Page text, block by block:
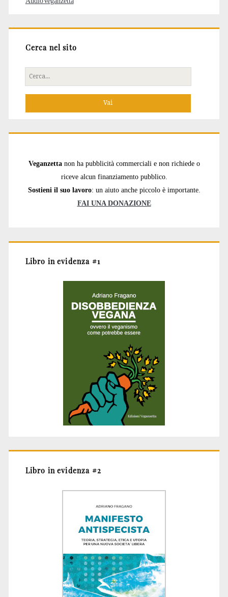
Cerca nel sito
Cerca
per:
Veganzetta non ha pubblicità commerciali e non richiede o
riceve alcun finanziamento pubblico.
Sostieni il suo lavoro: un aiuto anche piccolo è importante.
FAI UNA DONAZIONE
Libro in evidenza #1
Libro in evidenza #2